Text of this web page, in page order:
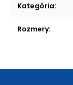
Kategória:
Rozmery: